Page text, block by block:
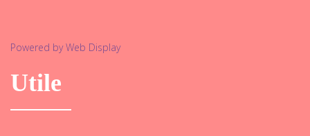
Powered by Web Display
Utile